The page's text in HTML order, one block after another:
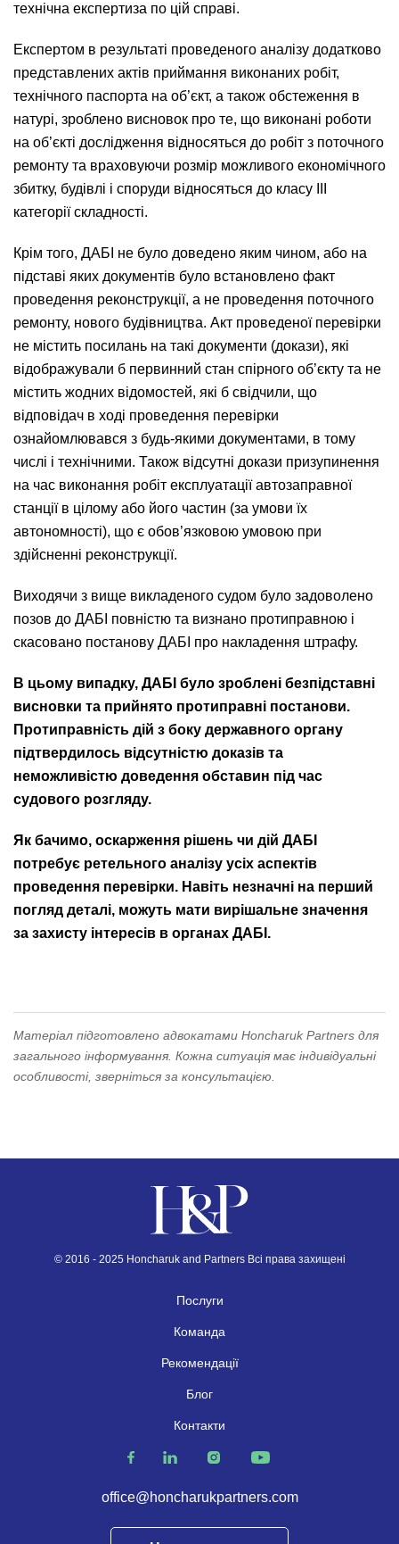
технічна експертиза по цій справі.
Експертом в результаті проведеного аналізу додатково
представлених актів приймання виконаних робіт,
технічного паспорта на об’єкт, а також обстеження в
натурі, зроблено висновок про те, що виконані роботи
на об’єкті дослідження відносяться до робіт з поточного
ремонту та враховуючи розмір можливого економічного
збитку, будівлі і споруди відносяться до класу ІІІ
категорії складності.
Крім того, ДАБІ не було доведено яким чином, або на
підставі яких документів було встановлено факт
проведення реконструкції, а не проведення поточного
ремонту, нового будівництва. Акт проведеної перевірки
не містить посилань на такі документи (докази), які
відображували б первинний стан спірного об’єкту та не
містить жодних відомостей, які б свідчили, що
відповідач в ході проведення перевірки
ознайомлювався з будь-якими документами, в тому
числі і технічними. Також відсутні докази призупинення
на час виконання робіт експлуатації автозаправної
станції в цілому або його частин (за умови їх
автономності), що є обов’язковою умовою при
здійсненні реконструкції.
Виходячи з вище викладеного судом було задоволено
позов до ДАБІ повністю та визнано протиправною і
скасовано постанову ДАБІ про накладення штрафу.
В цьому випадку, ДАБІ було зроблені безпідставні
висновки та прийнято протиправні постанови.
Протиправність дій з боку державного органу
підтвердилось відсутністю доказів та
неможливістю доведення обставин під час
судового розгляду.
Як бачимо, оскарження рішень чи дій ДАБІ
потребує ретельного аналізу усіх аспектів
проведення перевірки. Навіть незначні на перший
погляд деталі, можуть мати вирішальне значення
за захисту інтересів в органах ДАБІ.
Матеріал підготовлено адвокатами Honcharuk Partners для
загального інформування. Кожна ситуація має індивідуальні
особливості, зверніться за консультацією.
© 2016 - 2025 Honcharuk and Partners Всі права захищені
Послуги
Команда
Рекомендації
Блог
Контакти
office@honcharukpartners.com